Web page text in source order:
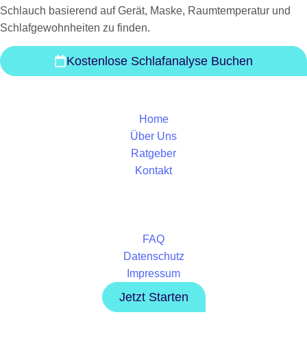
Schlauch basierend auf Gerät, Maske, Raumtemperatur und
Schlafgewohnheiten zu finden.
Kostenlose Schlafanalyse Buchen
Home
Über Uns
Ratgeber
Kontakt
FAQ
Datenschutz
Impressum
Jetzt Starten